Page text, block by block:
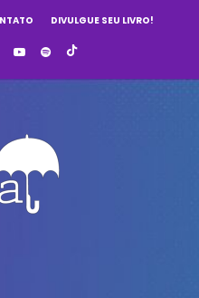
DIVULGUE SEU LIVRO!